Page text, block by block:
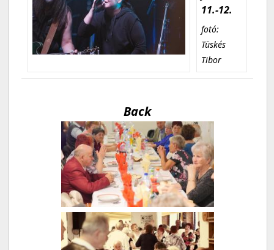
11.-12.
fotó:
Tüskés
Tibor
Back